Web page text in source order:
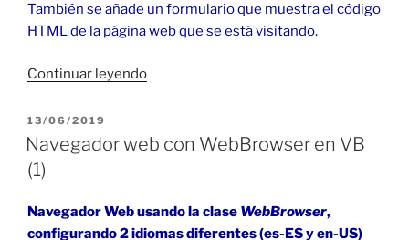
También se añade un formulario que muestra el código
HTML de la página web que se está visitando.
Continuar leyendo«Navegador
WebBrowser
PUBLICADO
EL
13/06/2019
Navegador web con WebBrowser en VB
(1)
Navegador Web usando la clase WebBrowser,
configurando 2 idiomas diferentes (es-ES y en-US)